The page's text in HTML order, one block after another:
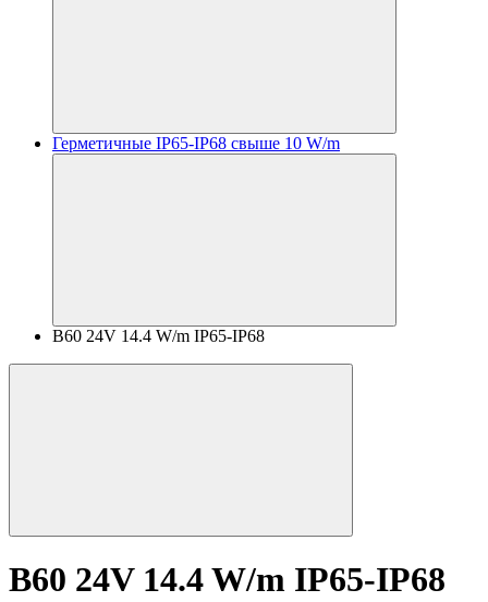
Герметичные IP65-IP68 свыше 10 W/m
B60 24V 14.4 W/m IP65-IP68
B60 24V 14.4 W/m IP65-IP68